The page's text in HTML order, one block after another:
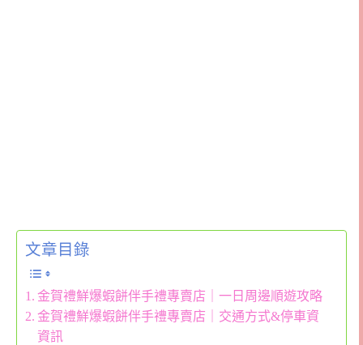
文章目錄
金賀禮鮮爆蝦餅伴手禮專賣店｜一日周邊順遊攻略
金賀禮鮮爆蝦餅伴手禮專賣店｜交通方式&停車資
資訊